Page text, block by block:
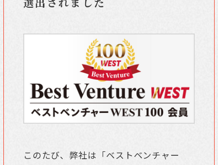
このたび、弊社は「ベストベンチャー